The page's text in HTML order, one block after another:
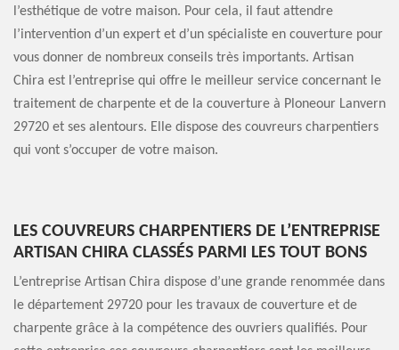
l’esthétique de votre maison. Pour cela, il faut attendre
l’intervention d’un expert et d’un spécialiste en couverture pour
vous donner de nombreux conseils très importants. Artisan
Chira est l’entreprise qui offre le meilleur service concernant le
traitement de charpente et de la couverture à Ploneour Lanvern
29720 et ses alentours. Elle dispose des couvreurs charpentiers
qui vont s’occuper de votre maison.
LES COUVREURS CHARPENTIERS DE L’ENTREPRISE
ARTISAN CHIRA CLASSÉS PARMI LES TOUT BONS
L’entreprise Artisan Chira dispose d’une grande renommée dans
le département 29720 pour les travaux de couverture et de
charpente grâce à la compétence des ouvriers qualifiés. Pour